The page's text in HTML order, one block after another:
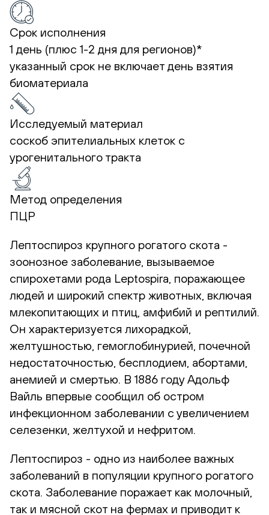
Срок исполнения
1 день (плюс 1-2 дня для регионов)*
указанный срок не включает день взятия
биоматериала
Исследуемый материал
соскоб эпителиальных клеток с
урогенитального тракта
Метод определения
ПЦР
Лептоспироз крупного рогатого скота -
зоонозное заболевание, вызываемое
спирохетами рода Leptospira, поражающее
людей и широкий спектр животных, включая
млекопитающих и птиц, амфибий и рептилий.
Он характеризуется лихорадкой,
желтушностью, гемоглобинурией, почечной
недостаточностью, бесплодием, абортами,
анемией и смертью. В 1886 году Адольф
Вайль впервые сообщил об остром
инфекционном заболевании с увеличением
селезенки, желтухой и нефритом.
Лептоспироз - одно из наиболее важных
заболеваний в популяции крупного рогатого
скота. Заболевание поражает как молочный,
так и мясной скот на фермах и приводит к